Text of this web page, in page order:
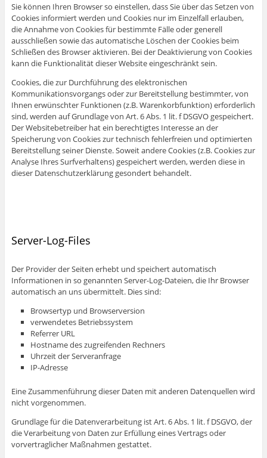
Sie können Ihren Browser so einstellen, dass Sie über das Setzen von
Cookies informiert werden und Cookies nur im Einzelfall erlauben,
die Annahme von Cookies für bestimmte Fälle oder generell
ausschließen sowie das automatische Löschen der Cookies beim
Schließen des Browser aktivieren. Bei der Deaktivierung von Cookies
kann die Funktionalität dieser Website eingeschränkt sein.
Cookies, die zur Durchführung des elektronischen
Kommunikationsvorgangs oder zur Bereitstellung bestimmter, von
Ihnen erwünschter Funktionen (z.B. Warenkorbfunktion) erforderlich
sind, werden auf Grundlage von Art. 6 Abs. 1 lit. f DSGVO gespeichert.
Der Websitebetreiber hat ein berechtigtes Interesse an der
Speicherung von Cookies zur technisch fehlerfreien und optimierten
Bereitstellung seiner Dienste. Soweit andere Cookies (z.B. Cookies zur
Analyse Ihres Surfverhaltens) gespeichert werden, werden diese in
dieser Datenschutzerklärung gesondert behandelt.
Server-Log-Files
Der Provider der Seiten erhebt und speichert automatisch
Informationen in so genannten Server-Log-Dateien, die Ihr Browser
automatisch an uns übermittelt. Dies sind:
Browsertyp und Browserversion
verwendetes Betriebssystem
Referrer URL
Hostname des zugreifenden Rechners
Uhrzeit der Serveranfrage
IP-Adresse
Eine Zusammenführung dieser Daten mit anderen Datenquellen wird
nicht vorgenommen.
Grundlage für die Datenverarbeitung ist Art. 6 Abs. 1 lit. f DSGVO, der
die Verarbeitung von Daten zur Erfüllung eines Vertrags oder
vorvertraglicher Maßnahmen gestattet.